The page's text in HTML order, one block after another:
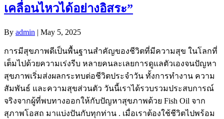
เคลื่อนไหวได้อย่างอิสระ”
By admin | May 5, 2025
การมีสุขภาพดีเป็นพื้นฐานสำคัญของชีวิตที่มีความสุข ในโลกที่
เต็มไปด้วยความเร่งรีบ หลายคนละเลยการดูแลตัวเองจนปัญหา
สุขภาพเริ่มส่งผลกระทบต่อชีวิตประจำวัน ทั้งการทำงาน ความ
สัมพันธ์ และความสุขส่วนตัว วันนี้เราได้รวบรวมประสบการณ์
จริงจากผู้ที่พบทางออกให้กับปัญหาสุขภาพด้วย Fish Oil จาก
สุภาพโอสถ มาแบ่งปันกับทุกท่าน . เมื่อเราต้องใช้ชีวิตไปพร้อม